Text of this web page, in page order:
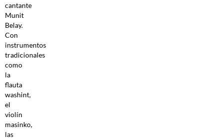
cantante
Munit
Belay.
Con
instrumentos
tradicionales
como
la
flauta
washint,
el
violín
masinko,
las